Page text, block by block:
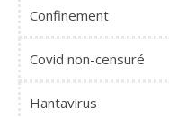
Confinement
Covid non-censuré
Hantavirus